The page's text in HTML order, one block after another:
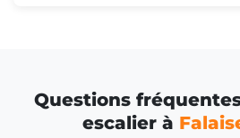
Questions
escalier à